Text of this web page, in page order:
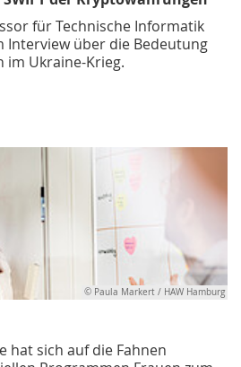
für Technische Informatik
Interview über die Bedeutung
Ukraine-Krieg.
© Paula Markert / HAW Hamburg
hat sich auf die Fahnen